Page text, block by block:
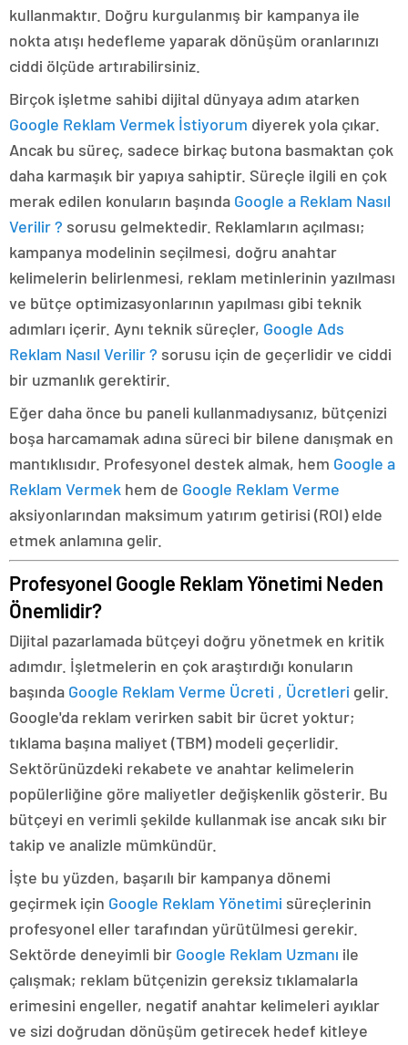
kullanmaktır. Doğru kurgulanmış bir kampanya ile
nokta atışı hedefleme yaparak dönüşüm oranlarınızı
ciddi ölçüde artırabilirsiniz.
Birçok işletme sahibi dijital dünyaya adım atarken
Google Reklam Vermek İstiyorum diyerek yola çıkar.
Ancak bu süreç, sadece birkaç butona basmaktan çok
daha karmaşık bir yapıya sahiptir. Süreçle ilgili en çok
merak edilen konuların başında Google a Reklam Nasıl
Verilir ? sorusu gelmektedir. Reklamların açılması;
kampanya modelinin seçilmesi, doğru anahtar
kelimelerin belirlenmesi, reklam metinlerinin yazılması
ve bütçe optimizasyonlarının yapılması gibi teknik
adımları içerir. Aynı teknik süreçler, Google Ads
Reklam Nasıl Verilir ? sorusu için de geçerlidir ve ciddi
bir uzmanlık gerektirir.
Eğer daha önce bu paneli kullanmadıysanız, bütçenizi
boşa harcamamak adına süreci bir bilene danışmak en
mantıklısıdır. Profesyonel destek almak, hem Google a
Reklam Vermek hem de Google Reklam Verme
aksiyonlarından maksimum yatırım getirisi (ROI) elde
etmek anlamına gelir.
Profesyonel Google Reklam Yönetimi Neden
Önemlidir?
Dijital pazarlamada bütçeyi doğru yönetmek en kritik
adımdır. İşletmelerin en çok araştırdığı konuların
başında Google Reklam Verme Ücreti , Ücretleri gelir.
Google'da reklam verirken sabit bir ücret yoktur;
tıklama başına maliyet (TBM) modeli geçerlidir.
Sektörünüzdeki rekabete ve anahtar kelimelerin
popülerliğine göre maliyetler değişkenlik gösterir. Bu
bütçeyi en verimli şekilde kullanmak ise ancak sıkı bir
takip ve analizle mümkündür.
İşte bu yüzden, başarılı bir kampanya dönemi
geçirmek için Google Reklam Yönetimi süreçlerinin
profesyonel eller tarafından yürütülmesi gerekir.
Sektörde deneyimli bir Google Reklam Uzmanı ile
çalışmak; reklam bütçenizin gereksiz tıklamalarla
erimesini engeller, negatif anahtar kelimeleri ayıklar
ve sizi doğrudan dönüşüm getirecek hedef kitleye